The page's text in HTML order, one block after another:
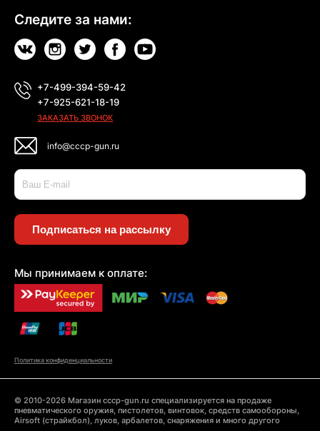
Следите за нами:
+7-499-394-59-42
+7-925-621-18-19
ЗАКАЗАТЬ ЗВОНОК
info@cccp-gun.ru
Подписаться на рассылку
Мы принимаем к оплате:
Политика конфиденциальности
© 2010-2026 Магазин cccp-gun.ru специализируется на продаже
пневматического оружия, пистолетов, винтовок, средств самообороны,
Airsoft (страйкбол), луков, арбалетов, снаряжения и много другого